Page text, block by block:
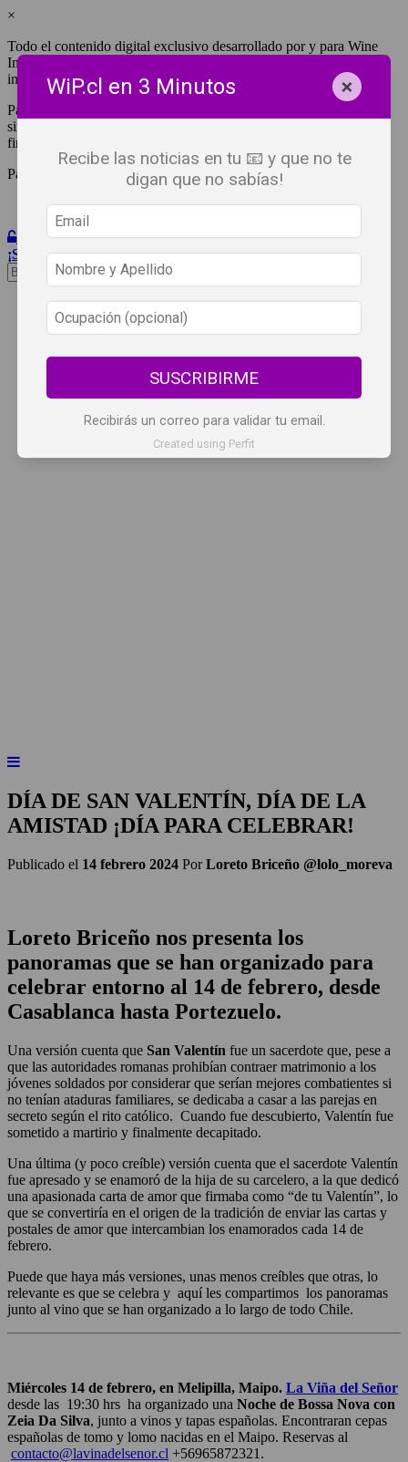
×
Todo el contenido digital exclusivo desarrollado por y para Wine
Independent Press Chile, cuenta con derechos de propiedad
intelectual.
Para tener acceso a una copia y/o impresión de cualquiera de ellos
sin fines de lucro, debes ser #SuscriptorWiP.^Para su réplica con
fines comerciales debes contactar al e-mail
Pagas una sola vez al año y disfrutas por 12 meses.
Iniciar Sesión
¡Suscribete! BeneficiosWiP
Buscar:
Síguenos
DÍA DE SAN VALENTÍN, DÍA DE LA
AMISTAD ¡DÍA PARA CELEBRAR!
Publicado el 14 febrero 2024 PorLoreto Briceño @lolo_moreva
Loreto Briceño nos presenta los
panoramas que se han organizado para
celebrar entorno al 14 de febrero, desde
Casablanca hasta Portezuelo.
Una versión cuenta que San Valentín fue un sacerdote que, pese a
que las autoridades romanas prohibían contraer matrimonio a los
jóvenes soldados por considerar que serían mejores combatientes si
no tenían ataduras familiares, se dedicaba a casar a las parejas en
secreto según el rito católico. Cuando fue descubierto, Valentín fue
sometido a martirio y finalmente decapitado.
Una última (y poco creíble) versión cuenta que el sacerdote Valentín
fue apresado y se enamoró de la hija de su carcelero, a la que dedicó
una apasionada carta de amor que firmaba como “de tu Valentín”, lo
que se convertiría en el origen de la tradición de enviar las cartas y
postales de amor que intercambian los enamorados cada 14 de
febrero.
Puede que haya más versiones, unas menos creíbles que otras, lo
relevante es que se celebra y aquí les compartimos los panoramas
junto al vino que se han organizado a lo largo de todo Chile.
Miércoles 14 de febrero, en Melipilla, Maipo. La Viña del Señor
desde las 19:30 hrs ha organizado una Noche de Bossa Nova con
Zeia Da Silva, junto a vinos y tapas españolas. Encontraran cepas
españolas de tomo y lomo nacidas en el Maipo. Reservas al
contacto@lavinadelsenor.cl +56965872321.
WiP.cl en 3 Minutos ×
Recibe las noticias en tu 📧 y que no te
digan que no sabías!
SUSCRIBIRME
Recibirás un correo para validar tu email.
Created using Perfit